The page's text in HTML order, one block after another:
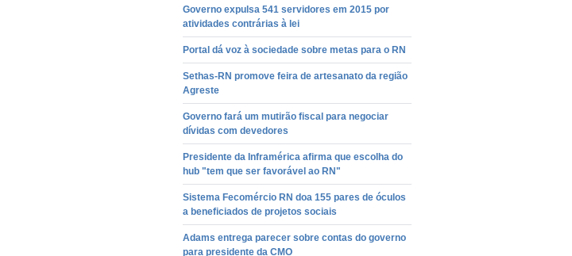
Governo expulsa 541 servidores em 2015 por
atividades contrárias à lei
Portal dá voz à sociedade sobre metas para o RN
Sethas-RN promove feira de artesanato da região
Agreste
Governo fará um mutirão fiscal para negociar
dívidas com devedores
Presidente da Inframérica afirma que escolha do
hub "tem que ser favorável ao RN"
Sistema Fecomércio RN doa 155 pares de óculos
a beneficiados de projetos sociais
Adams entrega parecer sobre contas do governo
para presidente da CMO